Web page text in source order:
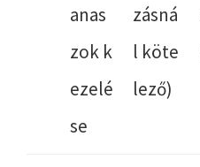
anas
zok k
ezelé
se
zásná
l köte
lező)